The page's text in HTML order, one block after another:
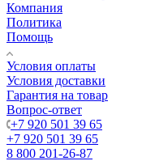
Компания
Политика
Помощь
Условия оплаты
Условия доставки
Гарантия на товар
Вопрос-ответ
+7 920 501 39 65
+7 920 501 39 65
8 800 201-26-87